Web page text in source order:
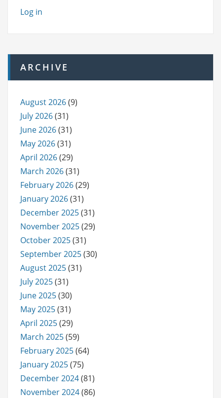
Log in
ARCHIVE
August 2026(9)
July 2026(31)
June 2026(31)
May 2026(31)
April 2026(29)
March 2026(31)
February 2026(29)
January 2026(31)
December 2025(31)
November 2025(29)
October 2025(31)
September 2025(30)
August 2025(31)
July 2025(31)
June 2025(30)
May 2025(31)
April 2025(29)
March 2025(59)
February 2025(64)
January 2025(75)
December 2024(81)
November 2024(86)